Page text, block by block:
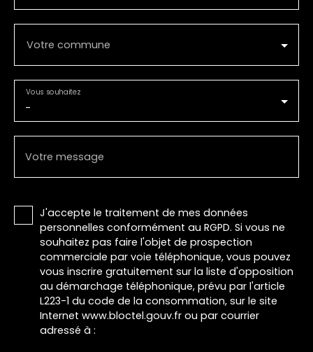
Votre commune
-
Vous souhaitez
Votre message
J'accepte le traitement de mes données
personnelles conformément au RGPD. Si vous ne
souhaitez pas faire l'objet de prospection
commerciale par voie téléphonique, vous pouvez
vous inscrire gratuitement sur la liste d'opposition
au démarchage téléphonique, prévu par l'article
L223-1 du code de la consommation, sur le site
Internet www.bloctel.gouv.fr ou par courrier
adressé à :